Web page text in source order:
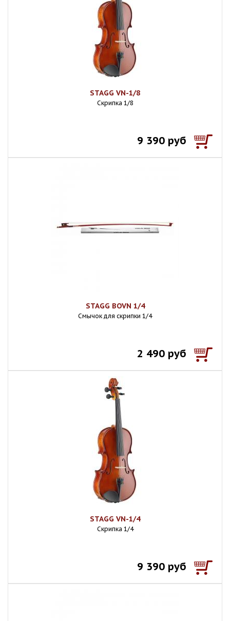
STAGG VN-1/8
Скрипка 1/8
9 390 руб
STAGG BOVN 1/4
Смычок для скрипки 1/4
2 490 руб
STAGG VN-1/4
Скрипка 1/4
9 390 руб